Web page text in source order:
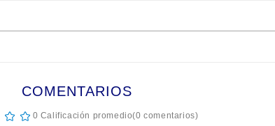
COMENTARIOS
☆ ☆ 0 Calificación promedio(0 comentarios)